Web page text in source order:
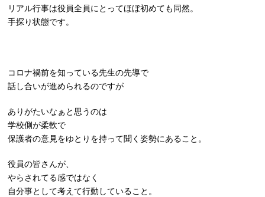
リアル行事は役員全員にとってほぼ初めても同然。
手探り状態です。
コロナ禍前を知っている先生の先導で
話し合いが進められるのですが
ありがたいなぁと思うのは
学校側が柔軟で
保護者の意見をゆとりを持って聞く姿勢にあること。
役員の皆さんが、
やらされてる感ではなく
自分事として考えて行動していること。